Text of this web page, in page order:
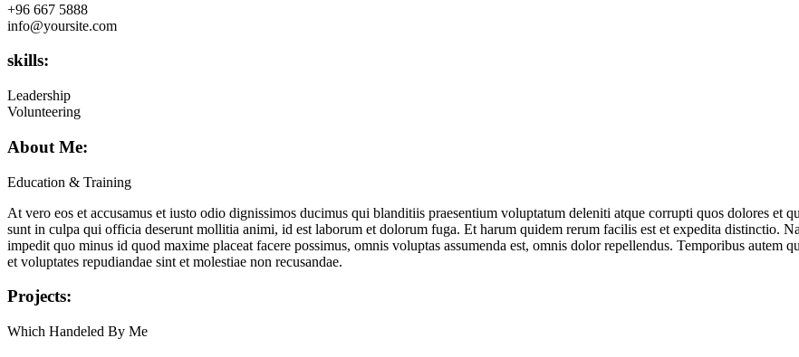
+96 667 5888
info@yoursite.com
skills:
Leadership
Volunteering
About Me:
Education & Training
At vero eos et accusamus et iusto odio dignissimos ducimus qui blanditiis praesentium voluptatum deleniti atque corrupti quos dolores et
sunt in culpa qui officia deserunt mollitia animi, id est laborum et dolorum fuga. Et harum quidem rerum facilis est et expedita distinctio.
impedit quo minus id quod maxime placeat facere possimus, omnis voluptas assumenda est, omnis dolor repellendus. Temporibus autem
et voluptates repudiandae sint et molestiae non recusandae.
Projects:
Which Handeled By Me